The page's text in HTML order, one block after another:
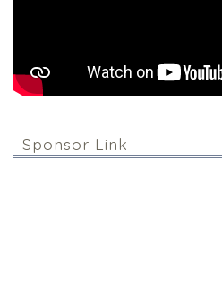
Sponsor Link